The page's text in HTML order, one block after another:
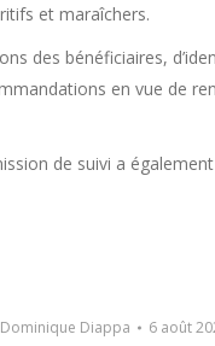
et maraîchers.
des bénéficiaires,
en vue de
de suivi a
Dominique Diappa 6 août